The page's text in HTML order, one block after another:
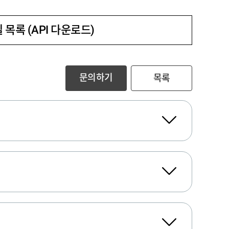
목록 (API 다운로드)
문의하기 목록